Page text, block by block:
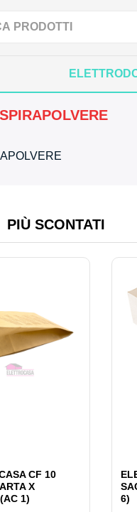
PIÙ SCONTATI
CF 10
X
1)
6)